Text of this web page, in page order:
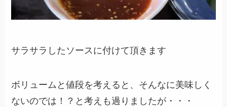
サラサラしたソースに付けて頂きます
ボリュームと値段を考えると、そんなに美味しく
ないのでは！？と考えも過りましたが・・・